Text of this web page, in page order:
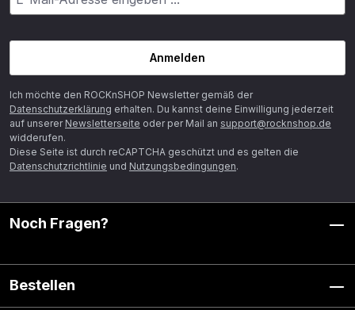
Anmelden
Ich möchte den ROCKnSHOP Newsletter gemäß der
Datenschutzerklärung erhalten. Du kannst deine Einwilligung jederzeit
auf unserer Newsletterseite oder per Mail an support@rocknshop.de
widderufen.
Diese Seite ist durch reCAPTCHA geschützt und es gelten die
Datenschutzrichtlinie und Nutzungsbedingungen.
Noch Fragen?
Bestellen